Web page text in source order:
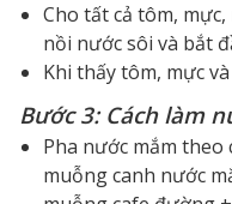
Cho tất cả tôm,
nồi nước sôi và bắt
Khi thấy tôm, mực
Bước 3: Cách làm
Pha nước mắm theo
muỗng canh nước